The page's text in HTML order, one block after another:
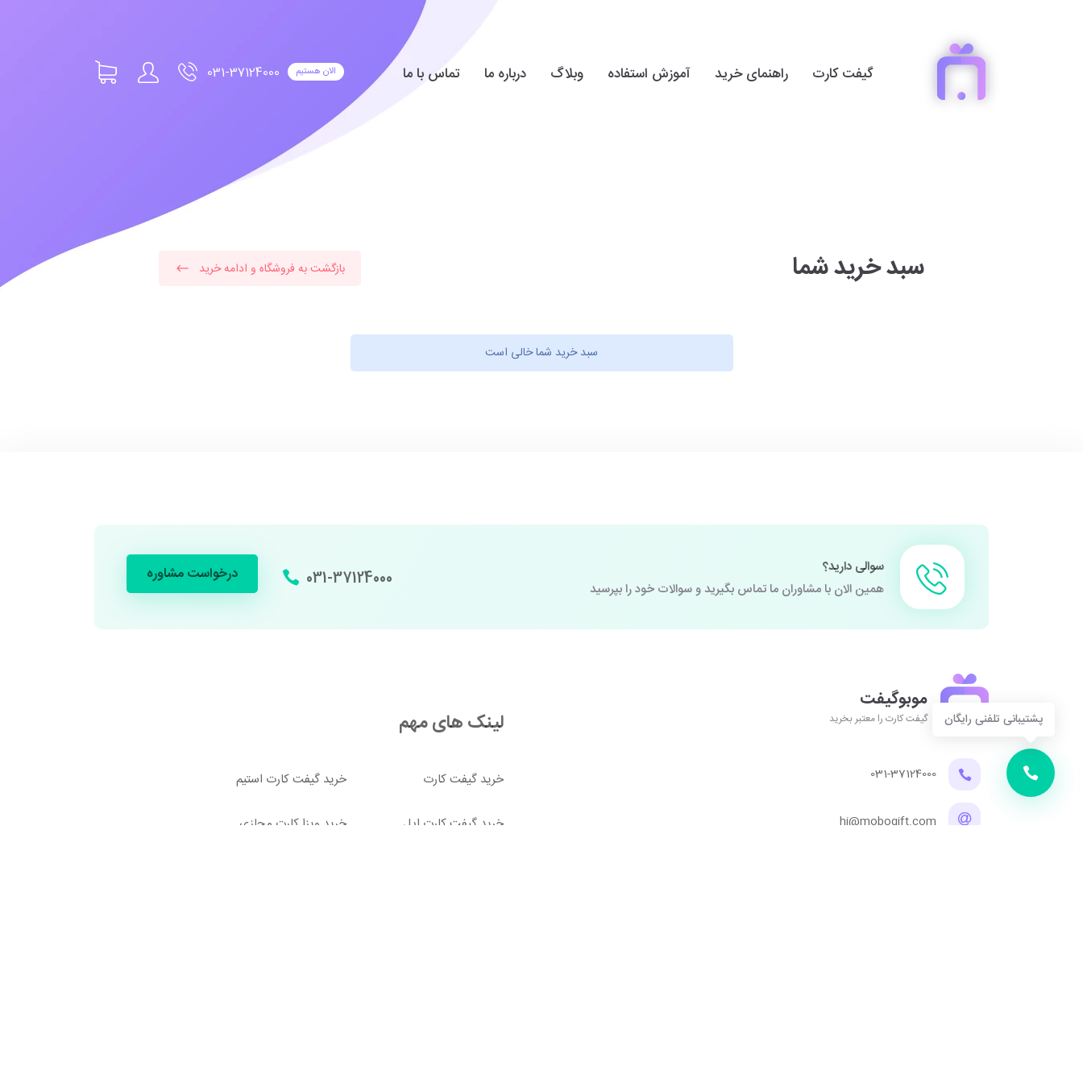
گیفت کارت راهنمای خرید آموزش استفاده وبلاگ درباره ما تماس با ما 031-37124000 الان هستیم
سبد خرید شما بازگشت به فروشگاه و ادامه خرید
سبد خرید شما خالی است
سوالی دارید؟
همین الان با مشاوران ما تماس بگیرید و سوالات خود را بپرسید
031-37124000 درخواست مشاوره
موبوگیفت
گیفت کارت را معتبر بخرید
031-37124000
hi@mobogift.com
لینک های مهم
خرید گیفت کارت
خرید گیفت کارت اپل
خرید گیفت کارت استیم
خرید ویزا کارت مجازی
پشتیبانی تلفنی رایگان